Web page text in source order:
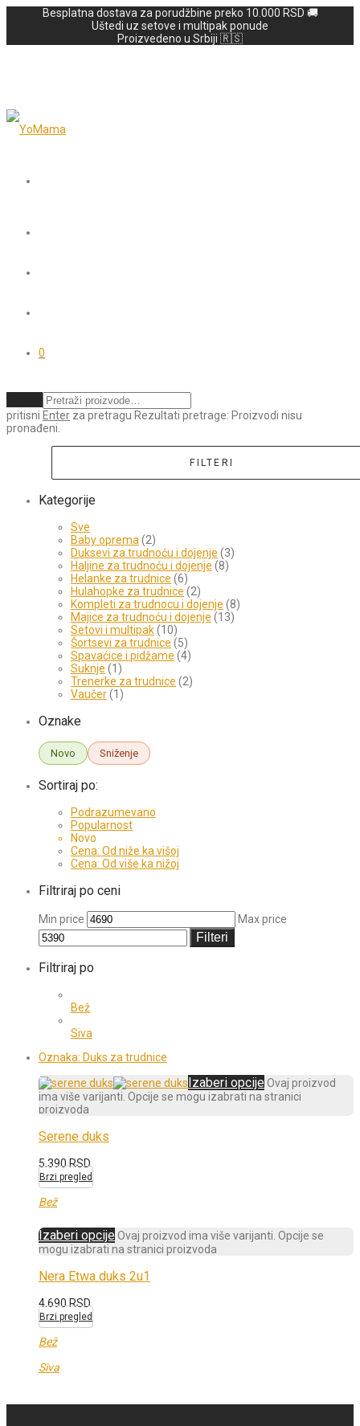
Besplatna dostava za porudžbine preko 10.000 RSD 🚚
Uštedi uz setove i multipak ponude
Proizvedeno u Srbiji 🇷🇸
0
pritisni Enter za pretragu Rezultati pretrage: Proizvodi nisu
pronađeni.
FILTERI
Kategorije
Sve
Baby oprema (2)
Duksevi za trudnoću i dojenje (3)
Haljine za trudnoću i dojenje (8)
Helanke za trudnice (6)
Hulahopke za trudnice (2)
Kompleti za trudnocu i dojenje (8)
Majice za trudnoću i dojenje (13)
Setovi i multipak(10)
Šortsevi za trudnice (5)
Spavaćice i pidžame (4)
Suknje (1)
Trenerke za trudnice (2)
Vaučer(1)
Oznake
Novo Sniženje
Sortiraj po:
Podrazumevano
Popularnost
Novo
Cena: Od niže ka višoj
Cena: Od više ka nižoj
Filtriraj po ceni
Min price Max price
Filteri
Filtriraj po
Bež
Siva
Oznaka: Duks za trudnice
Izaberi opcije Ovaj proizvod
ima više varijanti. Opcije se mogu izabrati na stranici
proizvoda
Serene duks
5.390RSD
Brzi pregled
Bež
Izaberi opcije Ovaj proizvod ima više varijanti. Opcije se
mogu izabrati na stranici proizvoda
Nera Etwa duks 2u1
4.690RSD
Brzi pregled
Bež
Siva